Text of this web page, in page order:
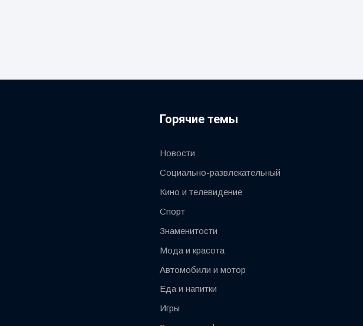
Горячие темы
Новости
Социально-развлекательный
Кино и телевидение
Спорт
Знаменитости
Мода и красота
Автомобили и мотор
Еда и напитки
Игры